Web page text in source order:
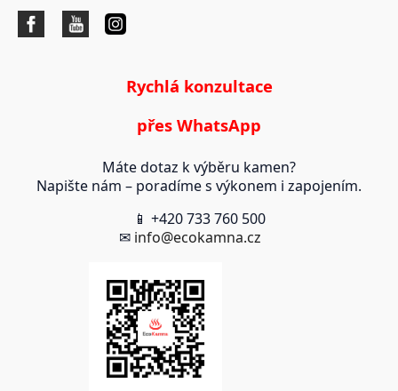
Rychlá konzultace
přes WhatsApp
Máte dotaz k výběru kamen?
Napište nám – poradíme s výkonem i zapojením.
📱 +420 733 760 500
✉ info@ecokamna.cz